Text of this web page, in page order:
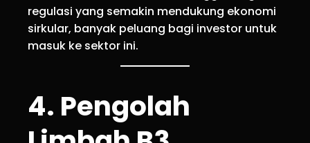
regulasi yang semakin mendukung ekonomi
sirkular, banyak peluang bagi investor untuk
masuk ke sektor ini.
4. Pengolah